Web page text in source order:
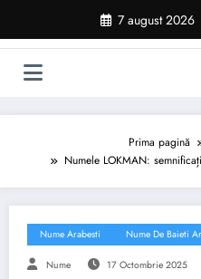
conținut
7 august 2026
Prima pagină
Numele LOKMAN:
Nume Arabesti Nume De Baieti
Nume 17 Octombrie 2025